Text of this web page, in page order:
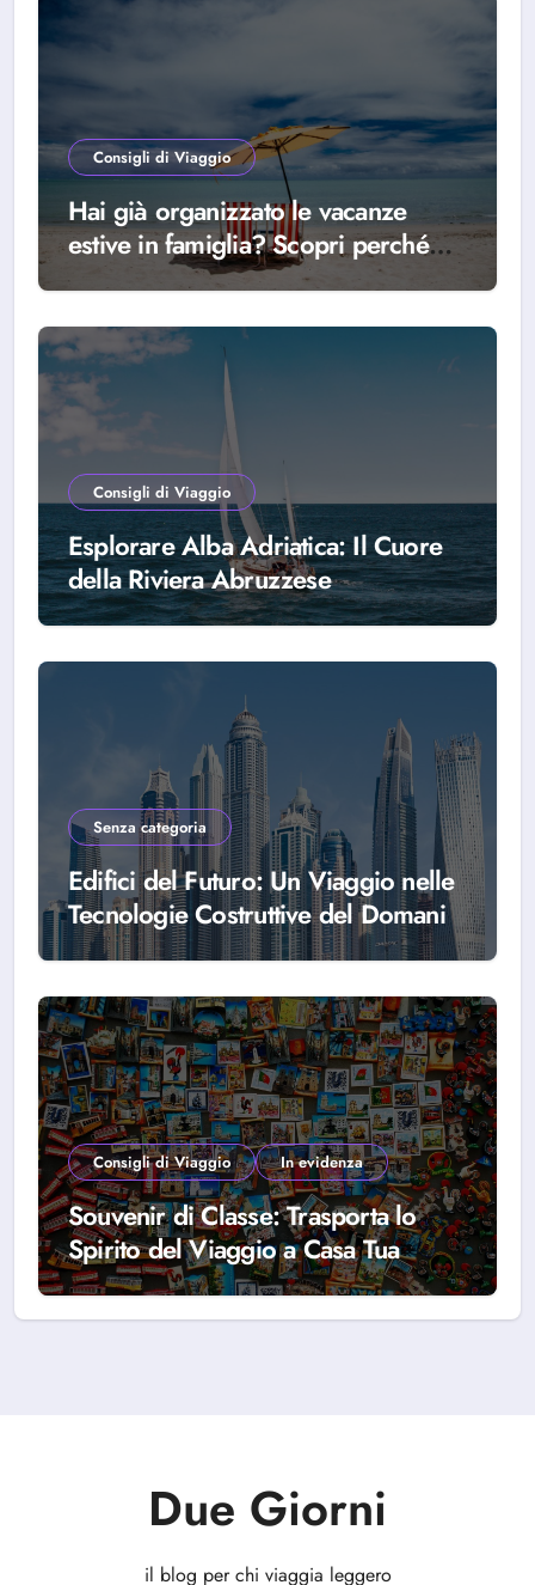
Consigli di Viaggio
Hai già organizzato le vacanze
estive in famiglia? Scopri perché
scegliere Alba Adriatica
Consigli di Viaggio
Esplorare Alba Adriatica: Il Cuore
della Riviera Abruzzese
Senza categoria
Edifici del Futuro: Un Viaggio nelle
Tecnologie Costruttive del Domani
Consigli di Viaggio In evidenza
Souvenir di Classe: Trasporta lo
Spirito del Viaggio a Casa Tua
Due Giorni
il blog per chi viaggia leggero